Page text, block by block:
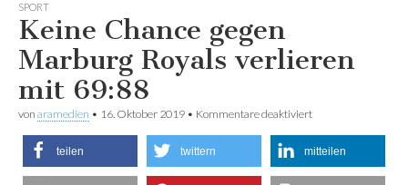
SPORT
Keine Chance gegen
Marburg Royals verlieren
mit 69:88
von aramedien • 16. Oktober 2019 • Kommentare deaktiviert
69:88
teilen twittern mitteilen